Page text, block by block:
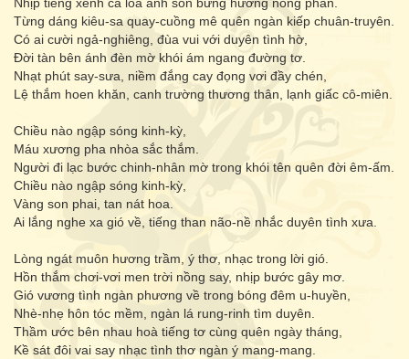
Từng dáng kiêu-sa quay-cuồng mê quên ngàn kiếp chuân-truyên.
Có ai cười ngả-nghiêng, đùa vui với duyên tình hờ,
Đời tàn bên ánh đèn mờ khói ám ngang đường tơ.
Nhạt phút say-sưa, niềm đắng cay đọng vơi đầy chén,
Lệ thắm hoen khăn, canh trường thương thân, lạnh giấc cô-miên.
Chiều nào ngập sóng kinh-kỳ,
Máu xương pha nhòa sắc thắm.
Người đi lạc bước chinh-nhân mờ trong khói tên quên đời êm-ấm.
Chiều nào ngập sóng kinh-kỳ,
Vàng son phai, tan nát hoa.
Ai lắng nghe xa gió về, tiếng than não-nề nhắc duyên tình xưa.
Lòng ngát muôn hương trầm, ý thơ, nhạc trong lời gió.
Hồn thắm chơi-vơi men trời nồng say, nhịp bước gây mơ.
Gió vương tình ngàn phương về trong bóng đêm u-huyền,
Nhè-nhẹ hôn tóc mềm, ngàn lá rung-rinh tìm duyên.
Thầm ước bên nhau hoà tiếng tơ cùng quên ngày tháng,
Kề sát đôi vai say nhạc tình thơ ngàn ý mang-mang.